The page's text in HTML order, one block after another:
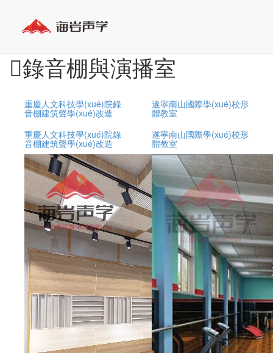
錄音棚與演播室
重慶人文科技學(xué)院錄
音棚建筑聲學(xué)改造
重慶人文科技學(xué)院錄
音棚建筑聲學(xué)改造
遂寧南山國際學(xué)校形
體教室
遂寧南山國際學(xué)校形
體教室